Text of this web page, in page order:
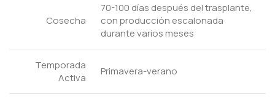
Cosecha
70-100 días después del trasplante,
con producción escalonada
durante varios meses
Temporada
Activa
Primavera-verano